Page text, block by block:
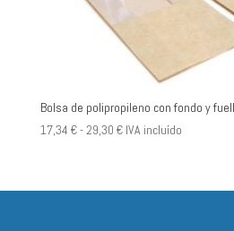
Bolsa de polipropileno con fondo y
17,34 €-29,30 €Rango
desde
IVA incluído